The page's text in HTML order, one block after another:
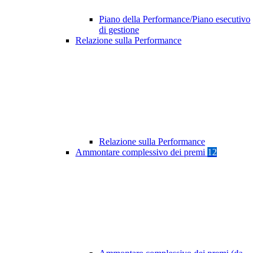
Piano della Performance/Piano esecutivo
di gestione
Relazione sulla Performance
Relazione sulla Performance
Ammontare complessivo dei premi 12